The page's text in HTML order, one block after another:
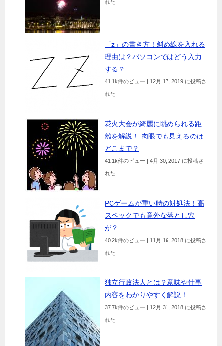
れた
「z」の書き方！斜め線を入れる
理由は？パソコンではどう入力
する？
41.1k件のビュー 12月 17, 2019 に投稿さ
れた
花火大会が綺麗に眺められる距
離を解説！ 肉眼でも見えるのは
どこまで？
41.1k件のビュー 4月 30, 2017 に投稿さ
れた
PCゲームが重い時の対処法！高
スペックでも意外な落とし穴
が？
40.2k件のビュー 11月 16, 2018 に投稿さ
れた
独立行政法人とは？意味や仕事
内容をわかりやすく解説！
37.7k件のビュー 12月 31, 2018 に投稿さ
れた